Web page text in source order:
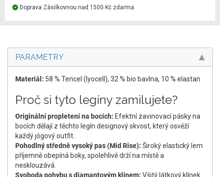
Doprava Zásilkovnou nad 1500 Kč zdarma
PARAMETRY
Materiál: 58 % Tencel (lyocell), 32 % bio bavlna, 10 % elastan
Proč si tyto legíny zamilujete?
Originální propletení na bocích: Efektní zavinovací pásky na
bocích dělají z těchto legín designový skvost, který osvěží
každý jógový outfit.
Pohodlný středně vysoký pas (Mid Rise): Široký elastický lem
příjemně obepíná boky, spolehlivě drží na místě a
nesklouzává.
Svoboda pohybu s diamantovým klínem: Všitý látkový klínek